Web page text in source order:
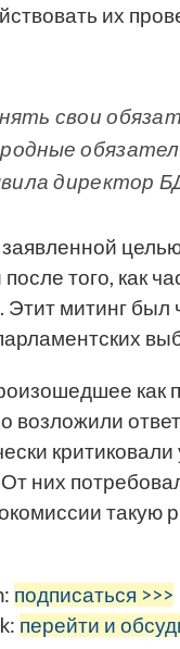
их
свои
директор
заявленной
того, как
митинг был
как
возложили
них
такую
подписаться >>>
перейти и